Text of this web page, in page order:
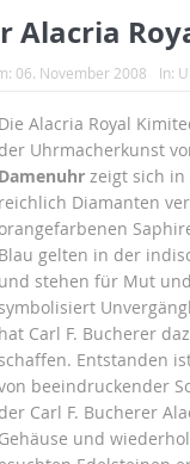
Alacria
06. November 2008 In:
Die Alacria Royal
der Uhrmacherkunst
Damenuhr zeigt sich
reichlich Diamanten
orangefarbenen
Blau gelten in der
und stehen für Mut
symbolisiert
hat Carl F. Bucherer
schaffen. Entstanden
beeindruckender
der Carl F. Bucherer
Gehäuse und